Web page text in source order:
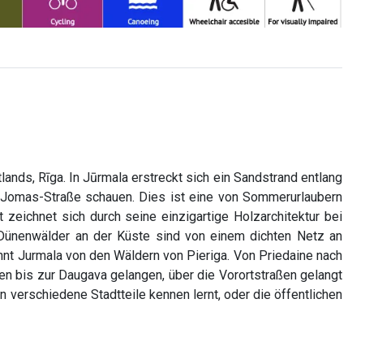
Rīga. In Jūrmala erstreckt sich ein Sandstrand entlang
Straße schauen. Dies ist eine von Sommerurlaubern
sich durch seine einzigartige Holzarchitektur bei
an der Küste sind von einem dichten Netz an
Jurmala von den Wäldern von Pieriga. Von Priedaine nach
bis zur Daugava gelangen, über die Vorortstraßen gelangt
verschiedene Stadtteile kennen lernt, oder die öffentlichen